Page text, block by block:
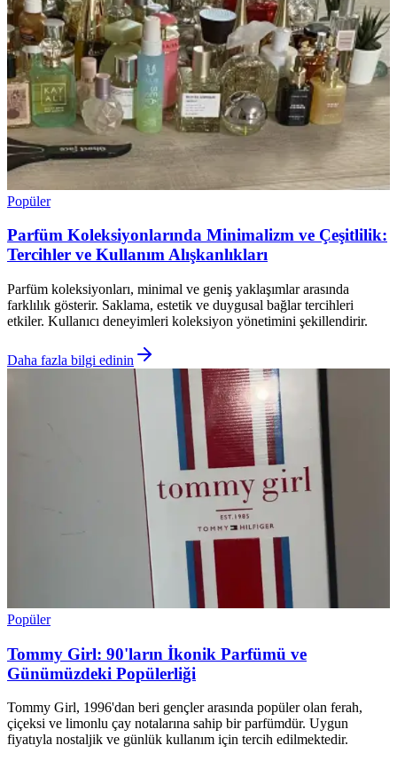
Popüler
Parfüm Koleksiyonlarında Minimalizm ve Çeşitlilik:
Tercihler ve Kullanım Alışkanlıkları
Parfüm koleksiyonları, minimal ve geniş yaklaşımlar arasında
farklılık gösterir. Saklama, estetik ve duygusal bağlar tercihleri
etkiler. Kullanıcı deneyimleri koleksiyon yönetimini şekillendirir.
Daha fazla bilgi edinin
Popüler
Tommy Girl: 90'ların İkonik Parfümü ve
Günümüzdeki Popülerliği
Tommy Girl, 1996'dan beri gençler arasında popüler olan ferah,
çiçeksi ve limonlu çay notalarına sahip bir parfümdür. Uygun
fiyatıyla nostaljik ve günlük kullanım için tercih edilmektedir.